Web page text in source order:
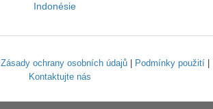
Indonésie
Zásady ochrany osobních údajů Podmínky použití
Kontaktujte nás